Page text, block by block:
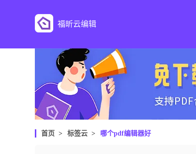
福昕云编辑
首页 > 标签云 > 哪个pdf编辑器好